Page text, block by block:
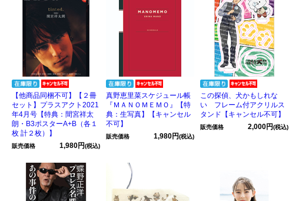
【他商品同梱不可】【２冊
セット】プラスアクト2021
年4月号【特典：間宮祥太
朗・B3ポスターA+B（各１
枚 計２枚）】
販売価格 1,980円(税込)
真野恵里菜スケジュール帳
『ＭＡＮＯＭＥＭＯ』【特
典：生写真】【キャンセル
不可】
販売価格 1,980円(税込)
この探偵、犬かもしれな
い フレーム付アクリルス
タンド【キャンセル不可】
販売価格 2,000円(税込)